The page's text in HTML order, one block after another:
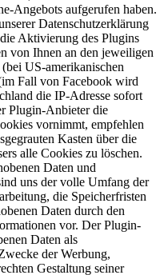
Angebots aufgerufen haben.
Datenschutzerklärung
Aktivierung des Plugins
von Ihnen an den jeweiligen
US-amerikanischen
Fall von Facebook wird
die IP-Adresse sofort
Plugin-Anbieter die
vornimmt, empfehlen
Kasten über die
alle Cookies zu löschen.
Daten und
uns der volle Umfang der
die Speicherfristen
Daten durch den
vor. Der Plugin-
Daten als
der Werbung,
Gestaltung seiner